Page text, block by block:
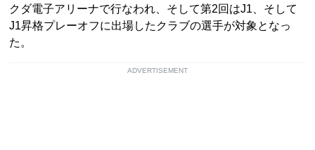
クダ電子アリーナで行なわれ、そして第2回はJ1、そして
J1昇格プレーオフに出場したクラブの選手が対象となっ
た。
ADVERTISEMENT